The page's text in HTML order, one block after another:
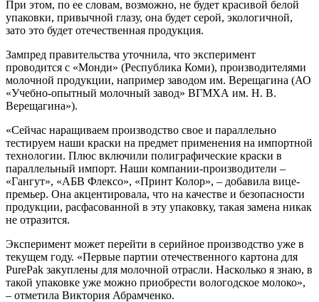
При этом, по ее словам, возможно, не будет красивой белой
упаковки, привычной глазу, она будет серой, экологичной,
зато это будет отечественная продукция.
Зампред правительства уточнила, что эксперимент
проводится с «Монди» (Республика Коми), производителями
молочной продукции, например заводом им. Верещагина (АО
«Учебно-опытный молочный завод» ВГМХА им. Н. В.
Верещагина»).
«Сейчас наращиваем производство свое и параллельно
тестируем наши краски на предмет применения на импортной
технологии. Плюс включили полиграфические краски в
параллельный импорт. Наши компании-производители –
«Гангут», «АБВ Флексо», «Принт Колор», – добавила вице-
премьер. Она акцентировала, что на качестве и безопасности
продукции, расфасованной в эту упаковку, такая замена никак
не отразится.
Эксперимент может перейти в серийное производство уже в
текущем году. «Первые партии отечественного картона для
PurePak закуплены для молочной отрасли. Насколько я знаю, в
такой упаковке уже можно приобрести вологодское молоко»,
– отметила Виктория Абрамченко.